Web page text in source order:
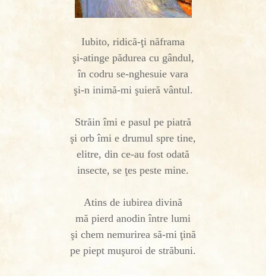
Iubito, ridică-ţi năframa
şi-atinge pădurea cu gândul,
în codru se-nghesuie vara
şi-n inimă-mi şuieră vântul.
Străin îmi e pasul pe piatră
şi orb îmi e drumul spre tine,
elitre, din ce-au fost odată
insecte, se ţes peste mine.
Atins de iubirea divină
mă pierd anodin între lumi
şi chem nemurirea să-mi ţină
pe piept muşuroi de străbuni.